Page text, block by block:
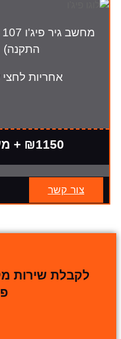
התקנה)
אחריות
₪1150 + מע"מ
צור קשר
לקבלת שירות